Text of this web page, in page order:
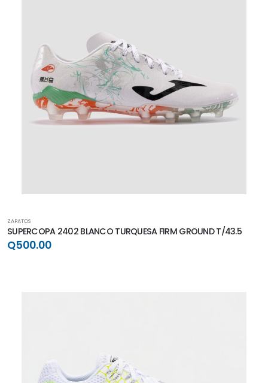
ZAPATOS
SUPERCOPA 2402 BLANCO TURQUESA FIRM GROUND T/43.5
Q500.00